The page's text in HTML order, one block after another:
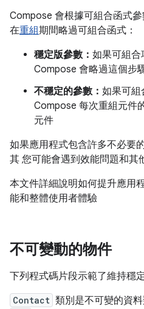
Compose 會根據可組合函式
在重組期間略過可組合函式：
穩定版參數： 如果可組合
Compose 會略過這個步
不穩定的參數： 如果可組
Compose 每次重組元件
元件
如果應用程式包含許多不必要
其 您可能會遇到效能問題和其
本文件詳細說明如何提升應用
能和整體使用者體驗
不可變動的物件
下列程式碼片段示範了維持穩
Contact 類別是不可變的資